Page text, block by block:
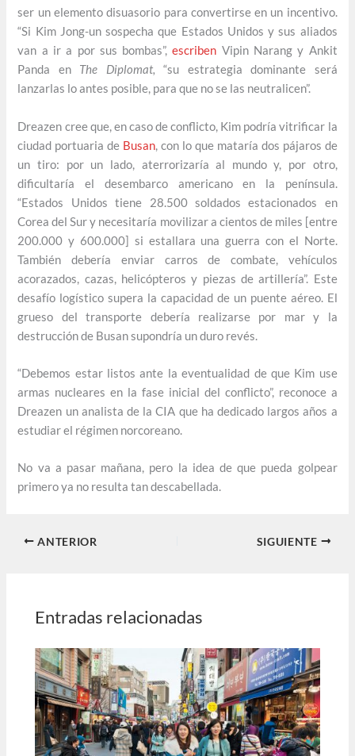
ser un elemento disuasorio para convertirse en un incentivo.
“Si Kim Jong-un sospecha que Estados Unidos y sus aliados
van a ir a por sus bombas”,escriben Vipin Narang y Ankit
Panda en The Diplomat, “su estrategia dominante será
lanzarlas lo antes posible, para que no se las neutralicen”.
Dreazen cree que, en caso de conflicto, Kim podría vitrificar la
ciudad portuaria de Busan, con lo que mataría dos pájaros de
un tiro: por un lado, aterrorizaría al mundo y, por otro,
dificultaría el desembarco americano en la península.
“Estados Unidos tiene 28.500 soldados estacionados en
Corea del Sur y necesitaría movilizar a cientos de miles [entre
200.000 y 600.000] si estallara una guerra con el Norte.
También debería enviar carros de combate, vehículos
acorazados, cazas, helicópteros y piezas de artillería”. Este
desafío logístico supera la capacidad de un puente aéreo. El
grueso del transporte debería realizarse por mar y la
destrucción de Busan supondría un duro revés.
“Debemos estar listos ante la eventualidad de que Kim use
armas nucleares en la fase inicial del conflicto”, reconoce a
Dreazen un analista de la CIA que ha dedicado largos años a
estudiar el régimen norcoreano.
No va a pasar mañana, pero la idea de que pueda golpear
primero ya no resulta tan descabellada.
ANTERIOR SIGUIENTE
Entradas relacionadas